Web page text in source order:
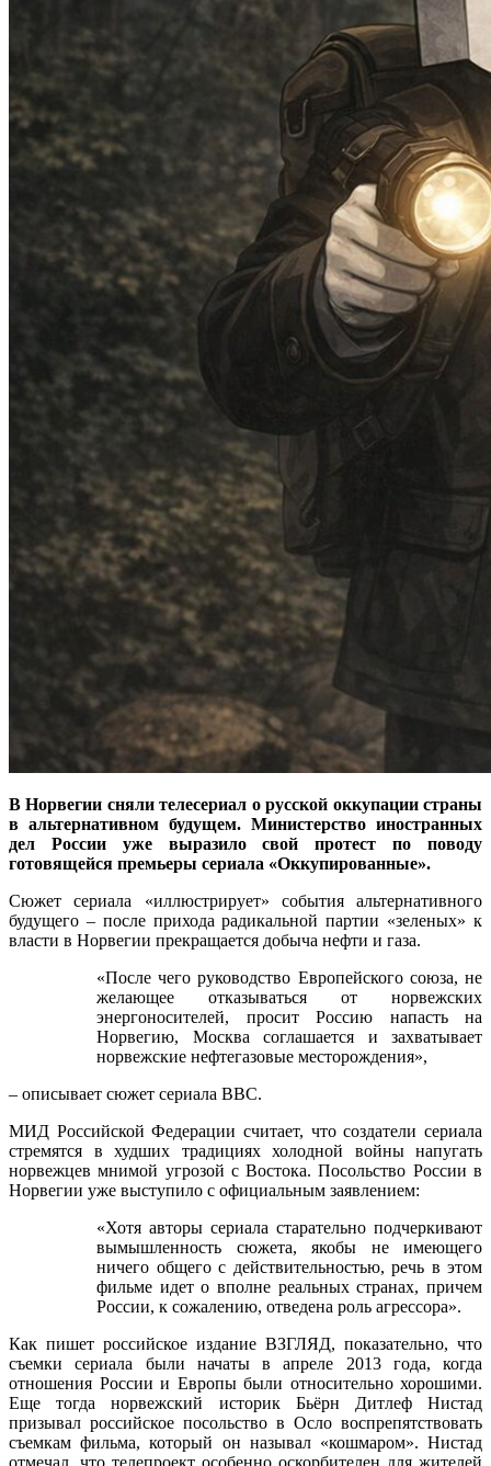
В Норвегии сняли телесериал о русской оккупации страны
в альтернативном будущем. Министерство иностранных
дел России уже выразило свой протест по поводу
готовящейся премьеры сериала «Оккупированные».
Сюжет сериала «иллюстрирует» события альтернативного
будущего – после прихода радикальной партии «зеленых» к
власти в Норвегии прекращается добыча нефти и газа.
«После чего руководство Европейского союза, не
желающее отказываться от норвежских
энергоносителей, просит Россию напасть на
Норвегию, Москва соглашается и захватывает
норвежские нефтегазовые месторождения»,
– описывает сюжет сериала BBC.
МИД Российской Федерации считает, что создатели сериала
стремятся в худших традициях холодной войны напугать
норвежцев мнимой угрозой с Востока. Посольство России в
Норвегии уже выступило с официальным заявлением:
«Хотя авторы сериала старательно подчеркивают
вымышленность сюжета, якобы не имеющего
ничего общего с действительностью, речь в этом
фильме идет о вполне реальных странах, причем
России, к сожалению, отведена роль агрессора».
Как пишет российское издание ВЗГЛЯД, показательно, что
съемки сериала были начаты в апреле 2013 года, когда
отношения России и Европы были относительно хорошими.
Еще тогда норвежский историк Бьёрн Дитлеф Нистад
призывал российское посольство в Осло воспрепятствовать
съемкам фильма, который он называл «кошмаром». Нистад
отмечал, что телепроект особенно оскорбителен для жителей